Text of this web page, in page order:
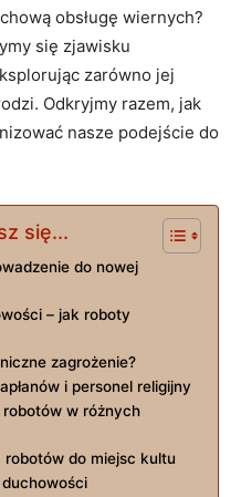
obsługę wiernych?
się zjawisku
zarówno jej
Odkryjmy razem, jak
nasze podejście do
się...
do nowej
– jak roboty
zagrożenie?
i personel religijny
robotów w różnych
do miejsc kultu